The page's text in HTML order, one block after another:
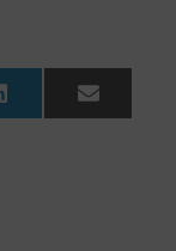
LinkedIn Email